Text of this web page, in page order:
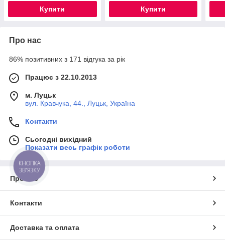
Купити Купити
Про нас
86% позитивних з 171 відгука за рік
Працює з 22.10.2013
м. Луцьк
вул. Кравчука, 44., Луцьк, Україна
Контакти
Сьогодні вихідний
Показати весь графік роботи
Про нас
Контакти
Доставка та оплата
КНОПКА
ЗВ'ЯЗКУ